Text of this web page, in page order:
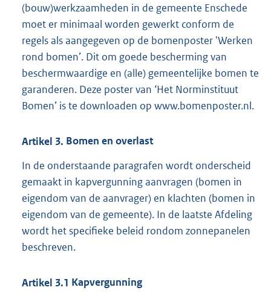
(bouw)werkzaamheden in de gemeente Enschede
moet er minimaal worden gewerkt conform de
regels als aangegeven op de bomenposter 'Werken
rond bomen’. Dit om goede bescherming van
beschermwaardige en (alle) gemeentelijke bomen te
garanderen. Deze poster van ‘Het Norminstituut
Bomen’ is te downloaden op www.bomenposter.nl.
Artikel 3. Bomen en overlast
In de onderstaande paragrafen wordt onderscheid
gemaakt in kapvergunning aanvragen (bomen in
eigendom van de aanvrager) en klachten (bomen in
eigendom van de gemeente). In de laatste Afdeling
wordt het specifieke beleid rondom zonnepanelen
beschreven.
Artikel 3.1 Kapvergunning